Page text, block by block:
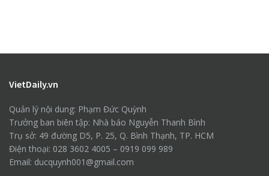
VietDaily.vn
Quản lý nội dung: Phạm Đức Quỳnh
Trưởng ban biên tập: Nhà báo Nguyễn Thanh Bình
Trụ sở: 49 đường D5, P. 25, Q. Bình Thạnh, TP. HCM
Điện thoại: 028 3602 4005 – 0919 099 989
Email: ducquynh001@gmail.com